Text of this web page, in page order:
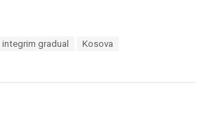
integrim gradual
Kosova